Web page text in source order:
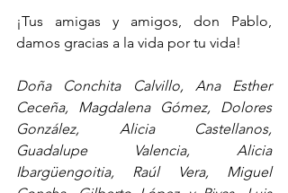
¡Tus amigas y amigos, don Pablo,
damos gracias a la vida por tu vida!
Doña Conchita Calvillo, Ana Esther
Ceceña, Magdalena Gómez, Dolores
González, Alicia Castellanos,
Guadalupe Valencia, Alicia
Ibargüengoitia, Raúl Vera, Miguel